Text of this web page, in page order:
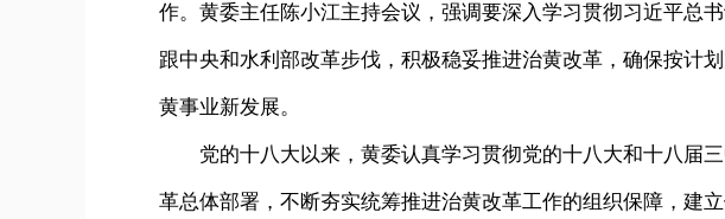
作。黄委主任陈小江主持会议，强调要深入学习贯彻习近平总
跟中央和水利部改革步伐，积极稳妥推进治黄改革，确保按计
黄事业新发展。
党的十八大以来，黄委认真学习贯彻党的十八大和十八届三
革总体部署，不断夯实统筹推进治黄改革工作的组织保障，建